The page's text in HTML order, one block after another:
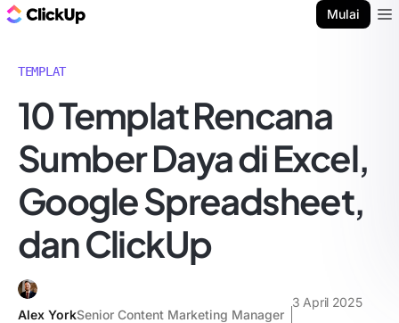
Mulai
TEMPLAT
10 Templat Rencana
Sumber Daya di Excel,
Google Spreadsheet,
dan ClickUp
Alex YorkSenior Content Marketing Manager
3 April 2025